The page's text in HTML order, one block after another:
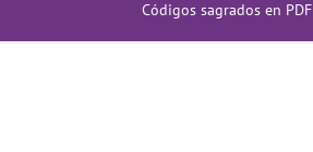
Códigos sagrados en PDF